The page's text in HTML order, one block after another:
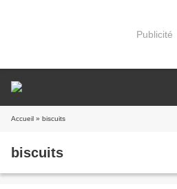
Publicité
Accueil » biscuits
biscuits